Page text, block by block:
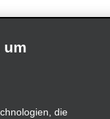
um
die